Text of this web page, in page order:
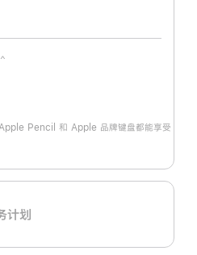
^
Apple Pencil 和 Apple 品牌键盘都能享受
划